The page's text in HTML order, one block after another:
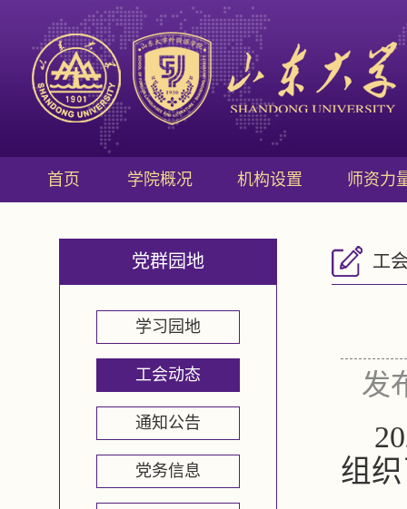
首页 学院概况 机构设置 师资力
党群园地
学习园地
工会动态
通知公告
党务信息
工
发
组